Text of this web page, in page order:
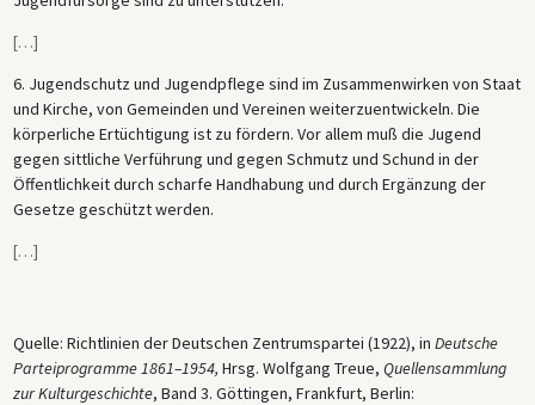
[…]
6. Jugendschutz und Jugendpflege sind im Zusammenwirken von Staat
und Kirche, von Gemeinden und Vereinen weiterzuentwickeln. Die
körperliche Ertüchtigung ist zu fördern. Vor allem muß die Jugend
gegen sittliche Verführung und gegen Schmutz und Schund in der
Öffentlichkeit durch scharfe Handhabung und durch Ergänzung der
Gesetze geschützt werden.
[…]
Quelle: Richtlinien der Deutschen Zentrumspartei (1922), in Deutsche
Parteiprogramme 1861–1954, Hrsg. Wolfgang Treue, Quellensammlung
zur Kulturgeschichte, Band 3. Göttingen, Frankfurt, Berlin: